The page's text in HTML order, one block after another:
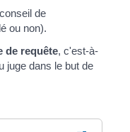
de
ou non).
de requête, c'est-à-
juge dans le but de